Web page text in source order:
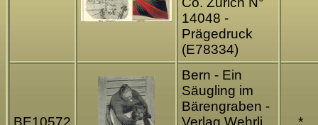
14048 -
Prägedruck
(E78334)
BE10572
Bern - Ein
Säugling im
Bärengraben -
Verlag Wehrli
*